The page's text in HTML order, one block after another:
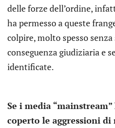
delle forze dell’ordine,
ha permesso a queste
colpire, molto spesso
conseguenza giudiziaria e
identificate.
Se i media
coperto le aggressioni di